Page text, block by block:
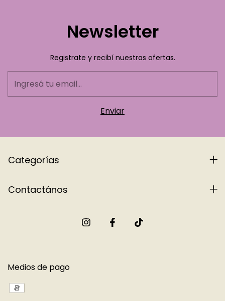
Newsletter
Registrate y recibí nuestras ofertas.
Categorías
Contactános
Medios de pago